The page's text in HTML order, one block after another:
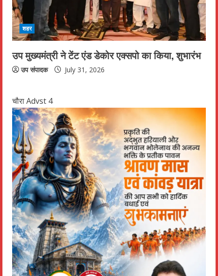
शहर
उप मुख्यमंत्री ने टेंट एंड डेकोर एक्सपो का किया, शुभारंभ
उप संपादक July 31, 2026
चौरा Advst 4